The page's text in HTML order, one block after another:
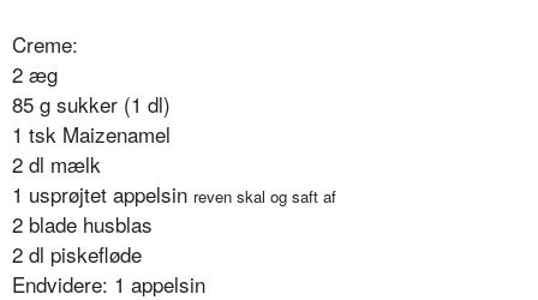
Creme:
2 æg
85 g sukker (1 dl)
1 tsk Maizenamel
2 dl mælk
1 usprøjtet appelsin reven skal og saft af
2 blade husblas
2 dl piskefløde
Endvidere: 1 appelsin